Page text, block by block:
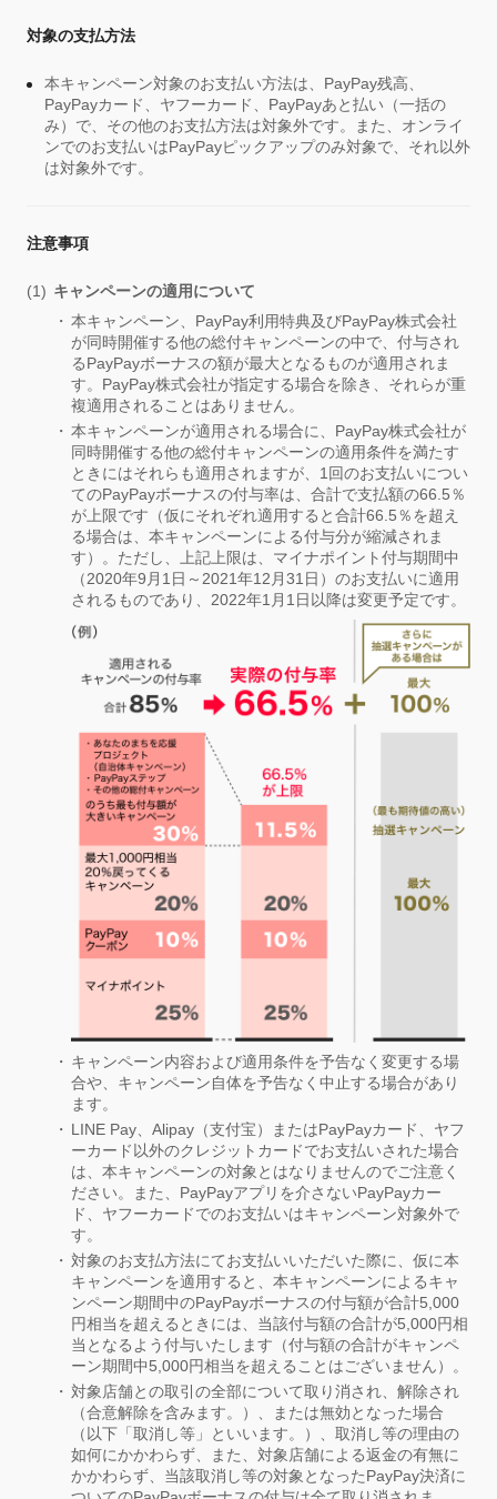
対象の支払方法
本キャンペーン対象のお支払い方法は、PayPay残高、
PayPayカード、ヤフーカード、PayPayあと払い（一括の
み）で、その他のお支払方法は対象外です。また、オンライ
ンでのお支払いはPayPayピックアップのみ対象で、それ以外
は対象外です。
注意事項
キャンペーンの適用について
本キャンペーン、PayPay利用特典及びPayPay株式会社
が同時開催する他の総付キャンペーンの中で、付与され
るPayPayボーナスの額が最大となるものが適用されま
す。PayPay株式会社が指定する場合を除き、それらが重
複適用されることはありません。
本キャンペーンが適用される場合に、PayPay株式会社が
同時開催する他の総付キャンペーンの適用条件を満たす
ときにはそれらも適用されますが、1回のお支払いについ
てのPayPayボーナスの付与率は、合計で支払額の66.5％
が上限です（仮にそれぞれ適用すると合計66.5％を超え
る場合は、本キャンペーンによる付与分が縮減されま
す）。ただし、上記上限は、マイナポイント付与期間中
（2020年9月1日～2021年12月31日）のお支払いに適用
されるものであり、2022年1月1日以降は変更予定です。
キャンペーン内容および適用条件を予告なく変更する場
合や、キャンペーン自体を予告なく中止する場合があり
ます。
LINE Pay、Alipay（支付宝）またはPayPayカード、ヤフ
ーカード以外のクレジットカードでお支払いされた場合
は、本キャンペーンの対象とはなりませんのでご注意く
ださい。また、PayPayアプリを介さないPayPayカー
ド、ヤフーカードでのお支払いはキャンペーン対象外で
す。
対象のお支払方法にてお支払いいただいた際に、仮に本
キャンペーンを適用すると、本キャンペーンによるキャ
ンペーン期間中のPayPayボーナスの付与額が合計5,000
円相当を超えるときには、当該付与額の合計が5,000円相
当となるよう付与いたします（付与額の合計がキャンペ
ーン期間中5,000円相当を超えることはございません）。
対象店舗との取引の全部について取り消され、解除され
（合意解除を含みます。）、または無効となった場合
（以下「取消し等」といいます。）、取消し等の理由の
如何にかかわらず、また、対象店舗による返金の有無に
かかわらず、当該取消し等の対象となったPayPay決済に